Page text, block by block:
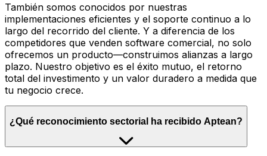
También somos conocidos por nuestras
implementaciones eficientes y el soporte continuo a lo
largo del recorrido del cliente. Y a diferencia de los
competidores que venden software comercial, no solo
ofrecemos un producto—construimos alianzas a largo
plazo. Nuestro objetivo es el éxito mutuo, el retorno
total del investimento y un valor duradero a medida que
tu negocio crece.
¿Qué reconocimiento sectorial ha recibido Aptean?